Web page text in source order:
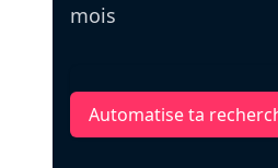
mois
Automatise ta